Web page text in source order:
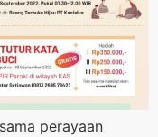
perayaan